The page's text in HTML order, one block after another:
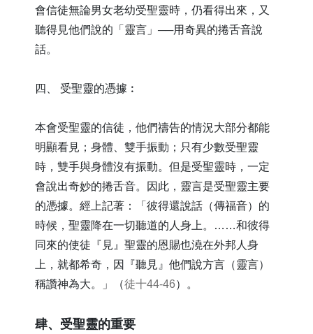
會信徒無論男女老幼受聖靈時，仍看得出來，又
聽得見他們說的「靈言」──用奇異的捲舌音說
話。
四、 受聖靈的憑據︰
本會受聖靈的信徒，他們禱告的情況大部分都能
明顯看見；身體、雙手振動；只有少數受聖靈
時，雙手與身體沒有振動。但是受聖靈時，一定
會說出奇妙的捲舌音。因此，靈言是受聖靈主要
的憑據。經上記著：「彼得還說話（傳福音）的
時候，聖靈降在一切聽道的人身上。……和彼得
同來的使徒『見』聖靈的恩賜也澆在外邦人身
上，就都希奇，因『聽見』他們說方言（靈言）
稱讚神為大。」（徒十44-46）。
肆、受聖靈的重要